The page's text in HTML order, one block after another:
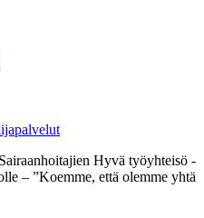
Hyvä työyhteisö -
– ”Koemme, että olemme yhtä